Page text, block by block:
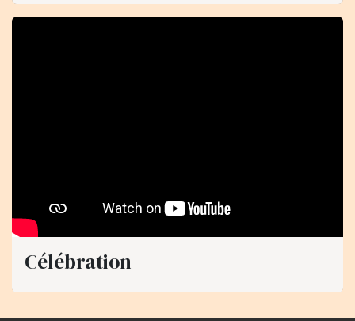
Célébration